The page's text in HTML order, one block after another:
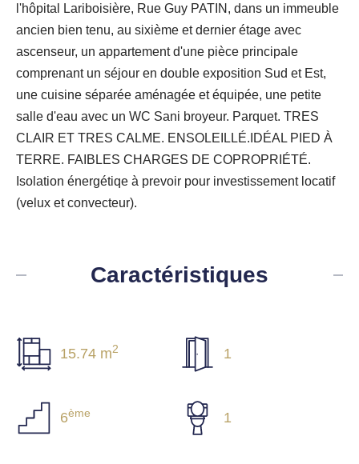
l'hôpital Lariboisière, Rue Guy PATIN, dans un immeuble
ancien bien tenu, au sixième et dernier étage avec
ascenseur, un appartement d'une pièce principale
comprenant un séjour en double exposition Sud et Est,
une cuisine séparée aménagée et équipée, une petite
salle d'eau avec un WC Sani broyeur. Parquet. TRES
CLAIR ET TRES CALME. ENSOLEILLÉ.IDÉAL PIED À
TERRE. FAIBLES CHARGES DE COPROPRIÉTÉ.
Isolation énergétiqe à prevoir pour investissement locatif
(velux et convecteur).
Caractéristiques
15.74 m2 1
6ème 1